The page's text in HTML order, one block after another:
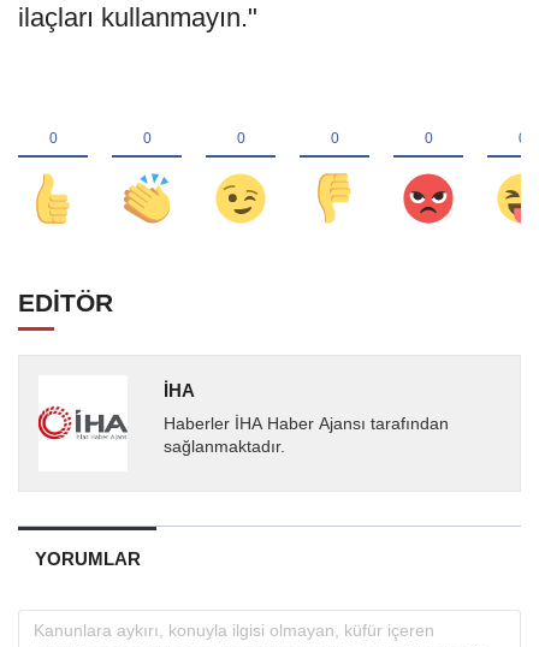
ilaçları kullanmayın."
EDİTÖR
İHA
Haberler İHA Haber Ajansı tarafından
sağlanmaktadır.
YORUMLAR